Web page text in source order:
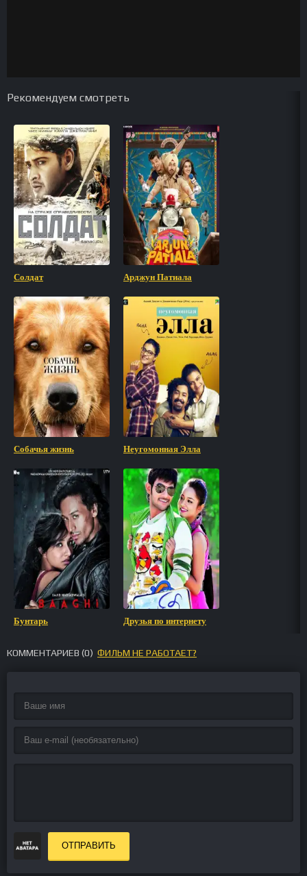
Рекомендуем смотреть
Солдат Арджун Патиала
Собачья жизнь Неугомонная Элла
Бунтарь Друзья по интернету
КОММЕНТАРИЕВ (0) ФИЛЬМ НЕ РАБОТАЕТ?
ОТПРАВИТЬ